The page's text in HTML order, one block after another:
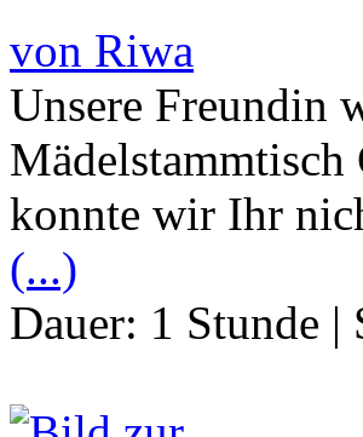
von Riwa
Unsere Freundin
konnte wir Ihr
(...)
Dauer: 1 Stunde |